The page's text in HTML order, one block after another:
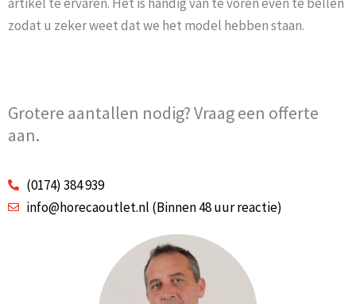
zodat u zeker weet dat we het model hebben staan.
Grotere aantallen nodig? Vraag een offerte
aan.
(0174) 384 939
info@horecaoutlet.nl (Binnen 48 uur reactie)